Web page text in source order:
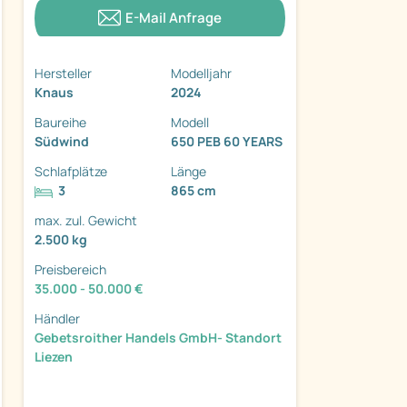
E-Mail Anfrage
Hersteller
Knaus
Modelljahr
2024
Baureihe
Südwind
Modell
650 PEB 60 YEARS
Schlafplätze
3
Länge
865 cm
max. zul. Gewicht
2.500 kg
Preisbereich
35.000 - 50.000 €
Händler
Gebetsroither Handels GmbH- Standort
Liezen